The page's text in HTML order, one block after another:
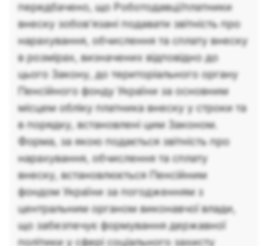
передбачено, що Роботодавці/платники
внеску зобов’язані подавати звітність про
нарахування, обчислення та сплату внеску
в розмірах, визначених відповідно до
цього Закону, до територіального органу
Пенсійного фонду України за основним
місцем обліку платника внеску у строки та
в порядку, встановлені цим Законом.
Форма, за якою подається звітність про
нарахування, обчислення та сплату
внеску, встановлюється Пенсійним
фондом України за погодженням з
центральним органом виконавчої влади,
що забезпечує формування державної
політики у сфері соціального захисту